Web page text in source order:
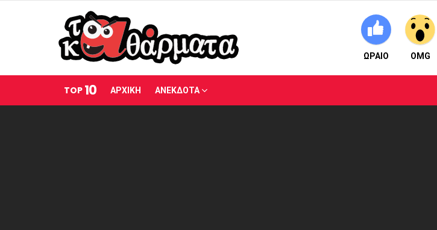
ΩΡΑΙΟ OMG
TOP 10 ΑΡΧΙΚΗ ΑΝΕΚΔΟΤΑ